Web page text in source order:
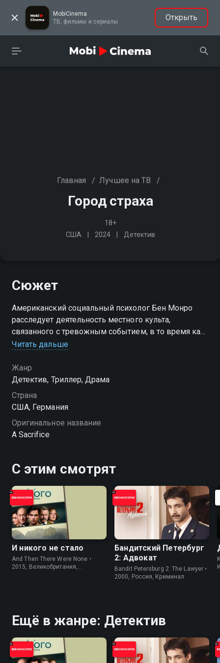
MobiCinema
ТВ, фильмы и сериалы
Открыть
Главная / Лучшее на ТВ /
Город страха
18+
США
2024 Детектив
Сюжет
Американский социальный психолог Бен Монро
расследует деятельность местного культа,
связанного с тревожным событием, в то время как
его дочь оказывается втянутой в отношения с
Читать дальше
Жанр
Детектив, Триллер, Драма
Страна
США, Германия
Оригинальное название
A Sacrifice
С этим смотрят
И никого не стало
And Then There Were None •
2015, Великобритания,
Бандитский Петербург
2: Адвокат
Bandit Petersburg 2: The Lawyer •
2000, Россия, Криминал
Ещё в жанре: Детектив